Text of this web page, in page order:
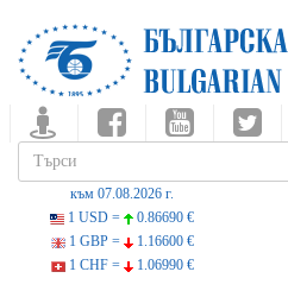
към 07.08.2026 г.
1 USD =
0.86690 €
1 GBP =
1.16600 €
1 CHF =
1.06990 €